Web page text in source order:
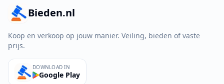
Bieden.nl
Koop en verkoop op jouw manier. Veiling, bieden of vaste
prijs.
DOWNLOAD IN
Google Play